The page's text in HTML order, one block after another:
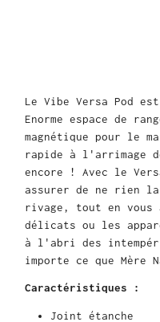
Le Vibe Versa Pod
Enorme espace de
magnétique pour le
rapide à l'arrimage
encore ! Avec le
assurer de ne rien
rivage, tout en vous
délicats ou les
à l'abri des
importe ce que Mère
Caractéristiques :
Joint étanche